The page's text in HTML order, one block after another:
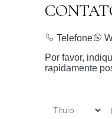
Telefone
Por favor,
rapidamente